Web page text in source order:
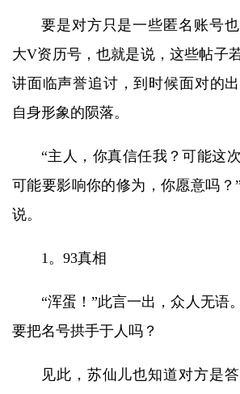
要是对方只是一些匿名账号
大V资历号，也就是说，这些帖子
讲面临声誉追讨，到时候面对的
自身形象的陨落。
“主人，你真信任我？可能这
可能要影响你的修为，你愿意吗？
说。
1。93真相
“浑蛋！”此言一出，众人无语
要把名号拱手于人吗？
见此，苏仙儿也知道对方是